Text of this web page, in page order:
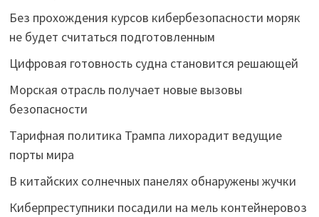
Без прохождения курсов кибербезопасности моряк
не будет считаться подготовленным
Цифровая готовность судна становится решающей
Морская отрасль получает новые вызовы
безопасности
Тарифная политика Трампа лихорадит ведущие
порты мира
В китайских солнечных панелях обнаружены жучки
Киберпреступники посадили на мель контейнеровоз